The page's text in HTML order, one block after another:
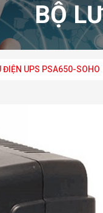
BỘ
ĐIỆN UPS PSA650-SOHO